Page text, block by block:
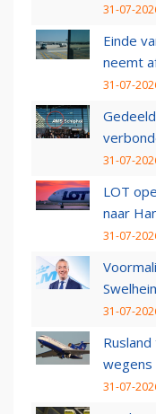
31-07-
Einde
neemt
31-07-
31-07-
LOT
naar
31-07-
31-07-
wegens
31-07-